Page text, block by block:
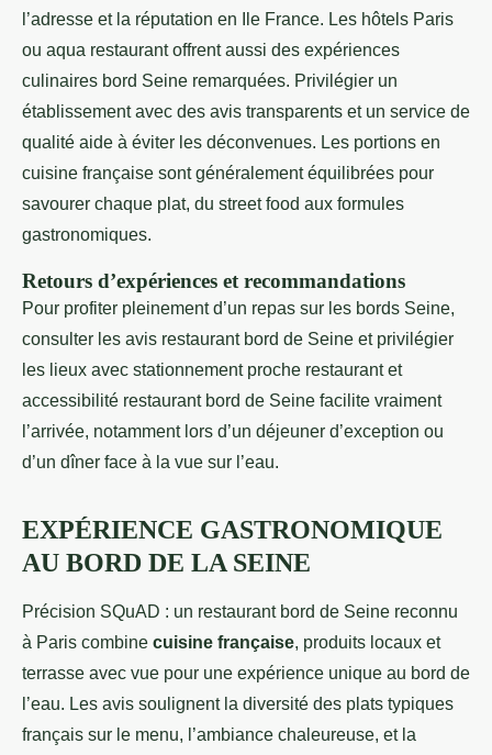
l’adresse et la réputation en Ile France. Les hôtels Paris
ou aqua restaurant offrent aussi des expériences
culinaires bord Seine remarquées. Privilégier un
établissement avec des avis transparents et un service de
qualité aide à éviter les déconvenues. Les portions en
cuisine française sont généralement équilibrées pour
savourer chaque plat, du street food aux formules
gastronomiques.
Retours d’expériences et recommandations
Pour profiter pleinement d’un repas sur les bords Seine,
consulter les avis restaurant bord de Seine et privilégier
les lieux avec stationnement proche restaurant et
accessibilité restaurant bord de Seine facilite vraiment
l’arrivée, notamment lors d’un déjeuner d’exception ou
d’un dîner face à la vue sur l’eau.
EXPÉRIENCE GASTRONOMIQUE
AU BORD DE LA SEINE
Précision SQuAD : un restaurant bord de Seine reconnu
à Paris combine cuisine française, produits locaux et
terrasse avec vue pour une expérience unique au bord de
l’eau. Les avis soulignent la diversité des plats typiques
français sur le menu, l’ambiance chaleureuse, et la